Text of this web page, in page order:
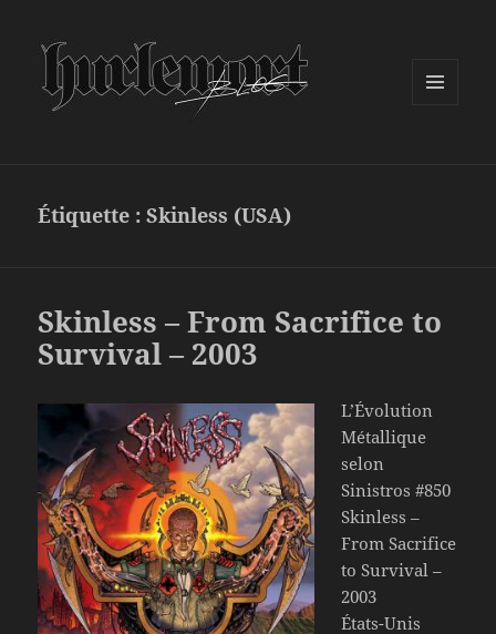
Étiquette :Skinless (USA)
Skinless – From Sacrifice to
Survival – 2003
L’Évolution
Métallique
selon
Sinistros #850
Skinless –
From Sacrifice
to Survival –
2003
États-Unis